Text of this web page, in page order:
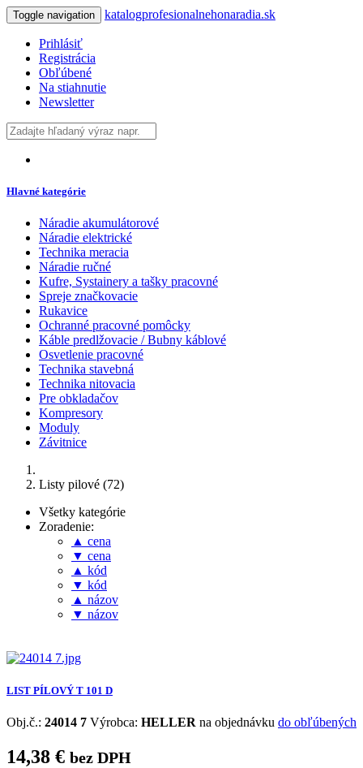
Toggle navigation katalogprofesionalnehonaradia.sk
Prihlásiť
Registrácia
Obľúbené
Na stiahnutie
Newsletter
Hlavné kategórie
Náradie akumulátorové
Náradie elektrické
Technika meracia
Náradie ručné
Kufre, Systainery a tašky pracovné
Spreje značkovacie
Rukavice
Ochranné pracovné pomôcky
Káble predlžovacie / Bubny káblové
Osvetlenie pracovné
Technika stavebná
Technika nitovacia
Pre obkladačov
Kompresory
Moduly
Závitnice
Listy pilové (72)
Všetky kategórie
Zoradenie:
▲ cena
▼ cena
▲ kód
▼ kód
▲ názov
▼ názov
LIST PÍLOVÝ T 101 D
Obj.č.: 24014 7 Výrobca: HELLER na objednávku do obľúbených
14,38 € bez DPH